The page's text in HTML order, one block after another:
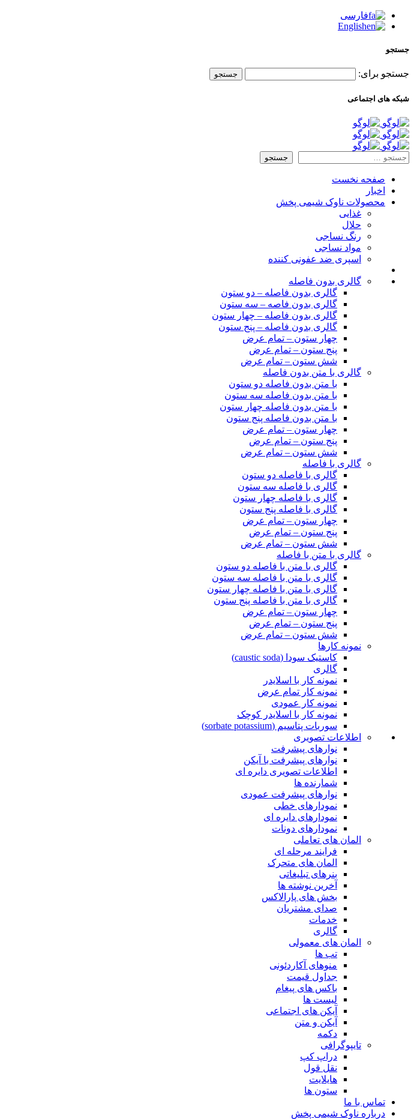
فارسی
English
جستجو
جستجو برای:
شبکه های اجتماعی
صفحه نخست
اخبار
محصولات ناوک شیمی پخش
غذایی
حلال
رنگ نساجی
مواد نساجی
اسپری ضد عفونی کننده
گالری بدون فاصله
گالری بدون فاصله – دو ستون
گالری بدون فاصه – سه ستون
گالری بدون فاصله – چهار ستون
گالری بدون فاصله – پنج ستون
چهار ستون – تمام عرض
پنج ستون – تمام عرض
شش ستون – تمام عرض
گالری با متن بدون فاصله
با متن بدون فاصله دو ستون
با متن بدون فاصله سه ستون
با متن بدون فاصله چهار ستون
با متن بدون فاصله پنج ستون
چهار ستون – تمام عرض
پنج ستون – تمام عرض
شش ستون – تمام عرض
گالری با فاصله
گالری با فاصله دو ستون
گالری با فاصله سه ستون
گالری با فاصله چهار ستون
گالری با فاصله پنج ستون
چهار ستون – تمام عرض
پنج ستون – تمام عرض
شش ستون – تمام عرض
گالری با متن با فاصله
گالری با متن با فاصله دو ستون
گالری با متن با فاصله سه ستون
گالری با متن با فاصله چهار ستون
گالری با متن با فاصله پنج ستون
چهار ستون – تمام عرض
پنج ستون – تمام عرض
شش ستون – تمام عرض
نمونه کارها
کاستیک سودا (caustic soda)
گالری
نمونه کار با اسلایدر
نمونه کار تمام عرض
نمونه کار عمودی
نمونه کار با اسلایدر کوچک
سوربات پتاسیم (sorbate potassium)
اطلاعات تصویری
نوارهای پیشرفت
نوارهای پیشرفت با آیکن
اطلاعات تصویری دایره ای
شمارنده ها
نوارهای پیشرفت عمودی
نمودارهای خطی
نمودارهای دایره ای
نمودارهای دونات
المان های تعاملی
فرایند مرحله ای
المان های متحرک
بنرهای تبلیغاتی
آخرین نوشته ها
بخش های پارالاکس
صدای مشتریان
خدمات
گالری
المان های معمولی
تب ها
منوهای آکاردئونی
جداول قیمت
باکس های پیغام
لیست ها
آیکن های اجتماعی
آیکن و متن
دکمه
تایپوگرافی
دراپ کپ
نقل قول
هایلایت
ستون ها
تماس با ما
درباره ناوک شیمی پخش